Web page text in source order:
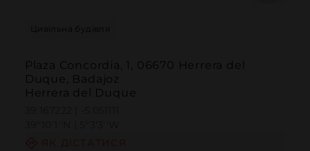
Цивільна будівля
Plaza Concordia, 1, 06670 Herrera del
Duque, Badajoz
Herrera del Duque